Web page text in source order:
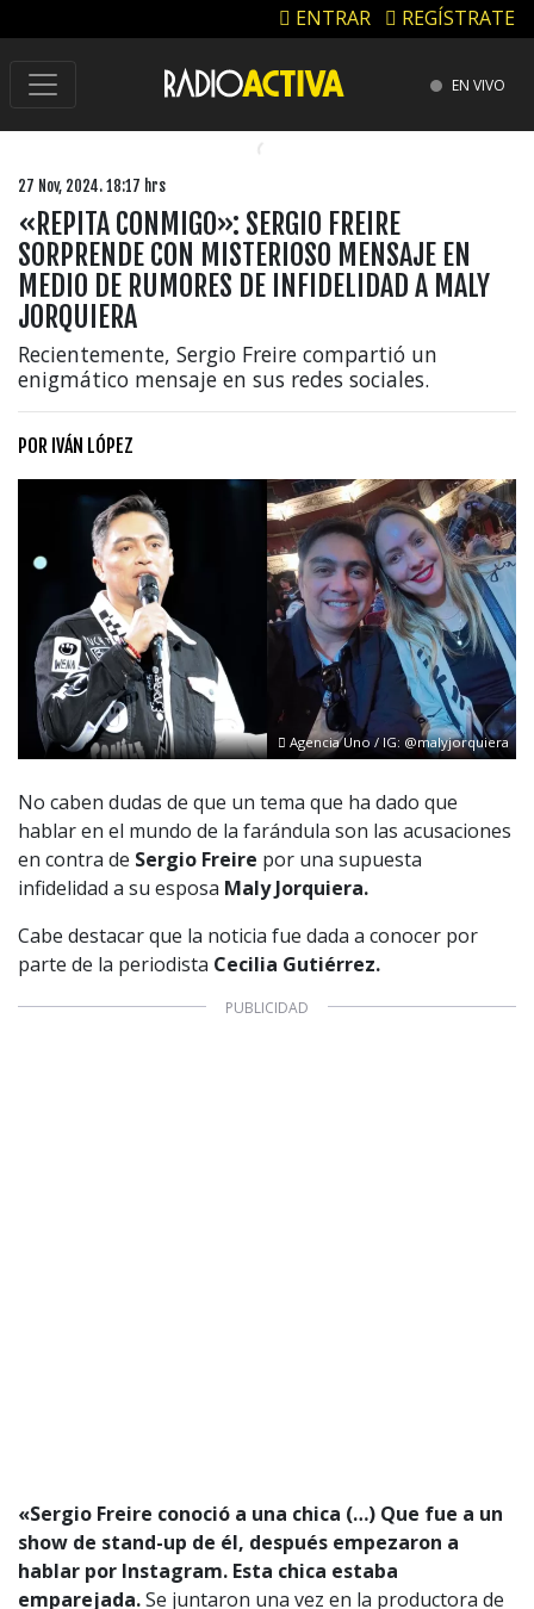
ENTRAR REGÍSTRATE
EN VIVO
27 Nov, 2024. 18:17 hrs
«REPITA CONMIGO»: SERGIO FREIRE
SORPRENDE CON MISTERIOSO MENSAJE EN
MEDIO DE RUMORES DE INFIDELIDAD A MALY
JORQUIERA
Recientemente, Sergio Freire compartió un
enigmático mensaje en sus redes sociales.
POR IVÁN LÓPEZ
Agencia Uno / IG: @malyjorquiera
No caben dudas de que un tema que ha dado que
hablar en el mundo de la farándula son las acusaciones
en contra de Sergio Freire por una supuesta
infidelidad a su esposa Maly Jorquiera.
Cabe destacar que la noticia fue dada a conocer por
parte de la periodista Cecilia Gutiérrez.
«Sergio Freire conoció a una chica (…) Que fue a un
show de stand-up de él, después empezaron a
hablar por Instagram. Esta chica estaba
emparejada.Se juntaron una vez en la productora de